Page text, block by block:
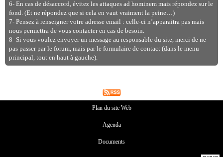
6- En cas de désaccord, évitez les attaques ad hominem mais répondez sur le
fond. (Et ne répondez que si cela en vaut vraiment la peine…)
7- Pensez à renseigner votre adresse email : celle-ci n’apparaitra pas mais
nous permettra de vous contacter en cas de besoin.
8- Si vous voulez envoyer un message au responsable du site, merci de ne
pas passer par le forum, mais par le formulaire de contact (dans le menu
principal, tout en haut à gauche).
Plan du site Web
Agenda
Documents